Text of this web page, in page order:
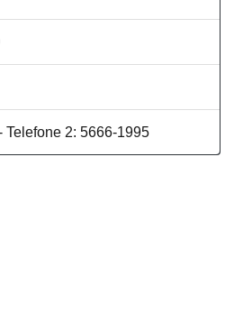
Telefone 2: 5666-1995